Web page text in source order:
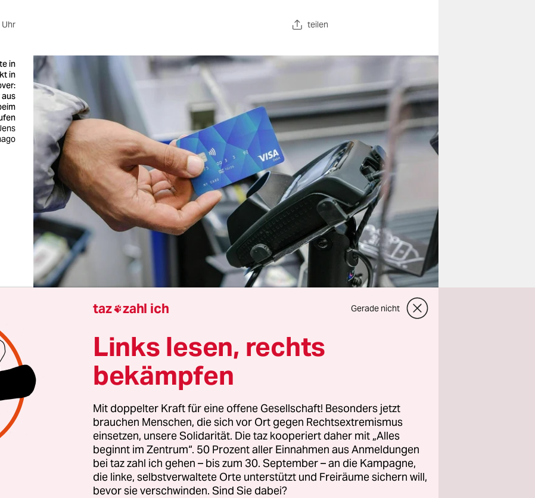
Uhr teilen
in
in
Bezahlkarte für Geflüchtete, das sind zwei Jahre
Einschränkung der ohnehin stark reduzierten Teilhabe
in Deutschland. Die Politik wollte mit
der Karte das Leben von Geflüchteten schwieriger
das Ziel hat sie zweifellos grandios erreicht. Die Idee, dass
der Abschreckung von Migration dienen würde, kann man
ins Reich der Fantasie verweisen.
taz zahl ich Gerade nicht
Links lesen, rechts
bekämpfen
Mit doppelter Kraft für eine offene Gesellschaft! Besonders jetzt
brauchen Menschen, die sich vor Ort gegen Rechtsextremismus
einsetzen, unsere Solidarität. Die taz kooperiert daher mit „Alles
beginnt im Zentrum“. 50 Prozent aller Einnahmen aus Anmeldungen
bei taz zahl ich gehen – bis zum 30. September – an die Kampagne,
die linke, selbstverwaltete Orte unterstützt und Freiräume sichern will,
bevor sie verschwinden. Sind Sie dabei?